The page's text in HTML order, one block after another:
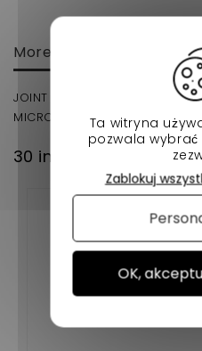
More info
JOINT DE CARTER POUR
MICROCAR MC1/MC2
30 innych produktów
Ta witryna
pozwala
OK,
Zablokuj